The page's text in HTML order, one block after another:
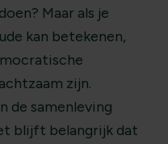
Maar als je
kan betekenen,
zijn.
de samenleving
blijft belangrijk dat